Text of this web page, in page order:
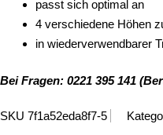
passt sich optimal an
4 verschiedene Höhen
in wiederverwendbarer
Bei Fragen: 0221 395 141
SKU 7f1a52eda8f7-5